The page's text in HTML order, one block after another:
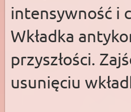
intensywność i
Wkładka
przyszłości.
usunięciu